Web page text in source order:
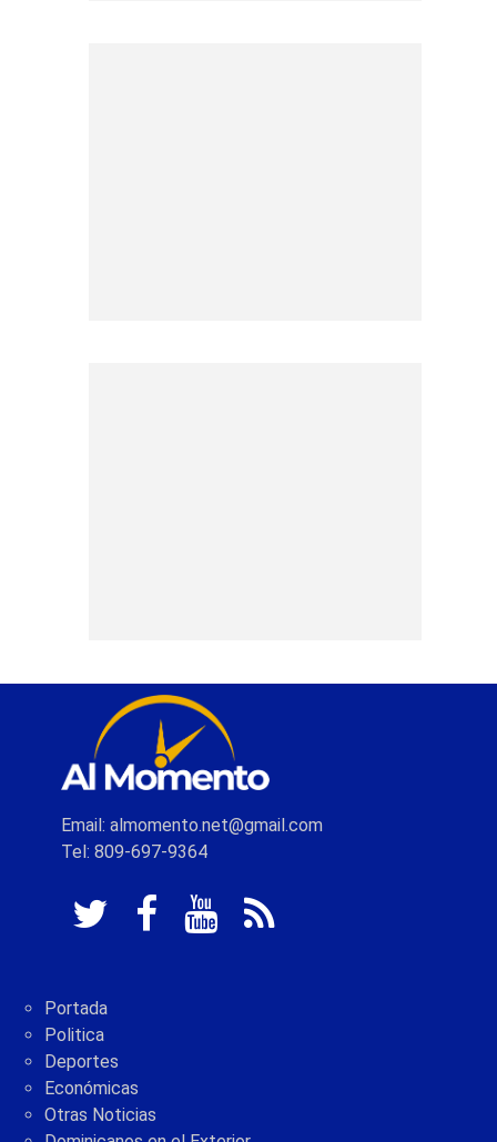
Email: almomento.net@gmail.com
Tel: 809-697-9364
Portada
Politica
Deportes
Económicas
Otras Noticias